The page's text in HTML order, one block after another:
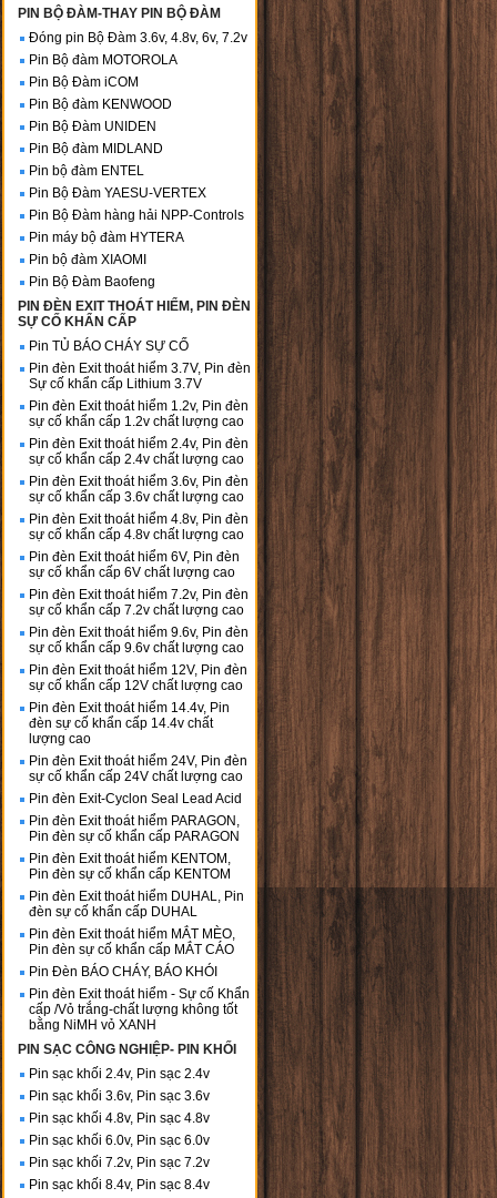
PIN BỘ ĐÀM-THAY PIN BỘ ĐÀM
Đóng pin Bộ Đàm 3.6v, 4.8v, 6v, 7.2v
Pin Bộ đàm MOTOROLA
Pin Bộ Đàm iCOM
Pin Bộ đàm KENWOOD
Pin Bộ Đàm UNIDEN
Pin Bộ đàm MIDLAND
Pin bộ đàm ENTEL
Pin Bộ Đàm YAESU-VERTEX
Pin Bộ Đàm hàng hải NPP-Controls
Pin máy bộ đàm HYTERA
Pin bộ đàm XIAOMI
Pin Bộ Đàm Baofeng
PIN ĐÈN EXIT THOÁT HIỂM, PIN ĐÈN
SỰ CỐ KHẨN CẤP
Pin TỦ BÁO CHÁY SỰ CỐ
Pin đèn Exit thoát hiểm 3.7V, Pin đèn
Sự cố khẩn cấp Lithium 3.7V
Pin đèn Exit thoát hiểm 1.2v, Pin đèn
sự cố khẩn cấp 1.2v chất lượng cao
Pin đèn Exit thoát hiểm 2.4v, Pin đèn
sự cố khẩn cấp 2.4v chất lượng cao
Pin đèn Exit thoát hiểm 3.6v, Pin đèn
sự cố khẩn cấp 3.6v chất lượng cao
Pin đèn Exit thoát hiểm 4.8v, Pin đèn
sự cố khẩn cấp 4.8v chất lượng cao
Pin đèn Exit thoát hiểm 6V, Pin đèn
sự cố khẩn cấp 6V chất lượng cao
Pin đèn Exit thoát hiểm 7.2v, Pin đèn
sự cố khẩn cấp 7.2v chất lượng cao
Pin đèn Exit thoát hiểm 9.6v, Pin đèn
sự cố khẩn cấp 9.6v chất lượng cao
Pin đèn Exit thoát hiểm 12V, Pin đèn
sự cố khẩn cấp 12V chất lượng cao
Pin đèn Exit thoát hiểm 14.4v, Pin
đèn sự cố khẩn cấp 14.4v chất
lượng cao
Pin đèn Exit thoát hiểm 24V, Pin đèn
sự cố khẩn cấp 24V chất lượng cao
Pin đèn Exit-Cyclon Seal Lead Acid
Pin đèn Exit thoát hiểm PARAGON,
Pin đèn sự cố khẩn cấp PARAGON
Pin đèn Exit thoát hiểm KENTOM,
Pin đèn sự cố khẩn cấp KENTOM
Pin đèn Exit thoát hiểm DUHAL, Pin
đèn sự cố khẩn cấp DUHAL
Pin đèn Exit thoát hiểm MẮT MÈO,
Pin đèn sự cố khẩn cấp MẮT CÁO
Pin Đèn BÁO CHÁY, BÁO KHÓI
Pin đèn Exit thoát hiểm - Sự cố Khẩn
cấp /Vỏ trắng-chất lượng không tốt
bằng NiMH vỏ XANH
PIN SẠC CÔNG NGHIỆP- PIN KHỐI
Pin sạc khối 2.4v, Pin sạc 2.4v
Pin sạc khối 3.6v, Pin sạc 3.6v
Pin sạc khối 4.8v, Pin sạc 4.8v
Pin sạc khối 6.0v, Pin sạc 6.0v
Pin sạc khối 7.2v, Pin sạc 7.2v
Pin sạc khối 8.4v, Pin sạc 8.4v